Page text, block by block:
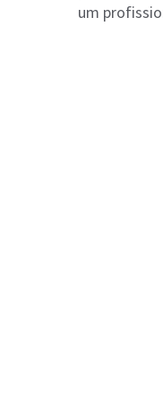
um